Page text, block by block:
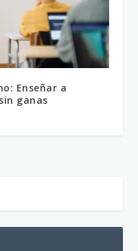
Enseñar a
ganas